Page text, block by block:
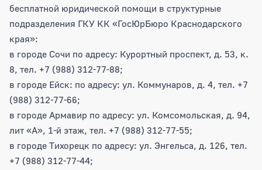
бесплатной юридической помощи в структурные
подразделения ГКУ КК «ГосЮрБюро Краснодарского
края»:
в городе Сочи по адресу: Курортный проспект, д. 53, к.
8, тел. +7 (988) 312-77-88;
в городе Ейск: по адресу: ул. Коммунаров, д. 4, тел. +7
(988) 312-77-66;
в городе Армавир по адресу: ул. Комсомольская, д. 94,
лит «А», 1-й этаж, тел. +7 (988) 312-77-55;
в городе Тихорецк по адресу: ул. Энгельса, д. 126, тел.
+7 (988) 312-77-44;